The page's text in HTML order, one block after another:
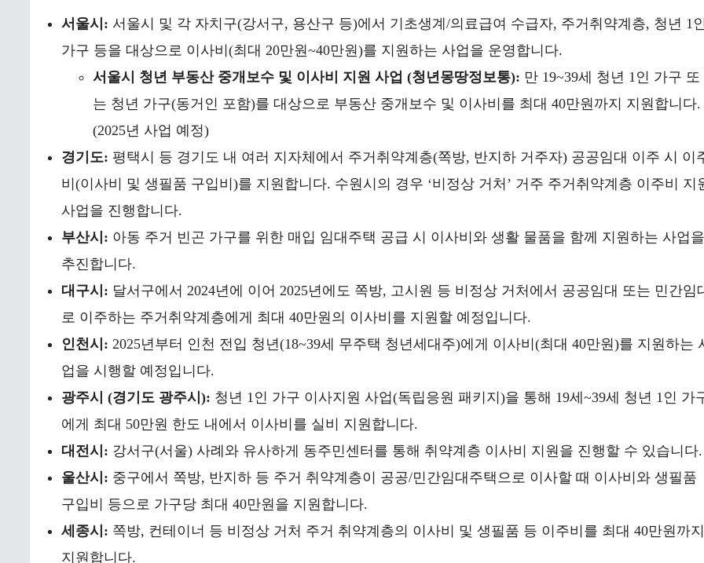
서울시: 서울시 및 각 자치구(강서구, 용산구 등)에서 기초생계/의료급여 수급자, 주거취약계층, 청년 1
가구 등을 대상으로 이사비(최대 20만원~40만원)를 지원하는 사업을 운영합니다.
서울시 청년 부동산 중개보수 및 이사비 지원 사업 (청년몽땅정보통): 만 19~39세 청년 1인 가구 또
는 청년 가구(동거인 포함)를 대상으로 부동산 중개보수 및 이사비를 최대 40만원까지 지원합니다.
(2025년 사업 예정)
경기도: 평택시 등 경기도 내 여러 지자체에서 주거취약계층(쪽방, 반지하 거주자) 공공임대 이주 시 이
비(이사비 및 생필품 구입비)를 지원합니다. 수원시의 경우 ‘비정상 거처’ 거주 주거취약계층 이주비 지
사업을 진행합니다.
부산시: 아동 주거 빈곤 가구를 위한 매입 임대주택 공급 시 이사비와 생활 물품을 함께 지원하는 사업을
추진합니다.
대구시: 달서구에서 2024년에 이어 2025년에도 쪽방, 고시원 등 비정상 거처에서 공공임대 또는 민간임
로 이주하는 주거취약계층에게 최대 40만원의 이사비를 지원할 예정입니다.
인천시: 2025년부터 인천 전입 청년(18~39세 무주택 청년세대주)에게 이사비(최대 40만원)를 지원하는
업을 시행할 예정입니다.
광주시 (경기도 광주시): 청년 1인 가구 이사지원 사업(독립응원 패키지)을 통해 19세~39세 청년 1인 가
에게 최대 50만원 한도 내에서 이사비를 실비 지원합니다.
대전시: 강서구(서울) 사례와 유사하게 동주민센터를 통해 취약계층 이사비 지원을 진행할 수 있습니다.
울산시: 중구에서 쪽방, 반지하 등 주거 취약계층이 공공/민간임대주택으로 이사할 때 이사비와 생필품
구입비 등으로 가구당 최대 40만원을 지원합니다.
세종시: 쪽방, 컨테이너 등 비정상 거처 주거 취약계층의 이사비 및 생필품 등 이주비를 최대 40만원까지
지원합니다.